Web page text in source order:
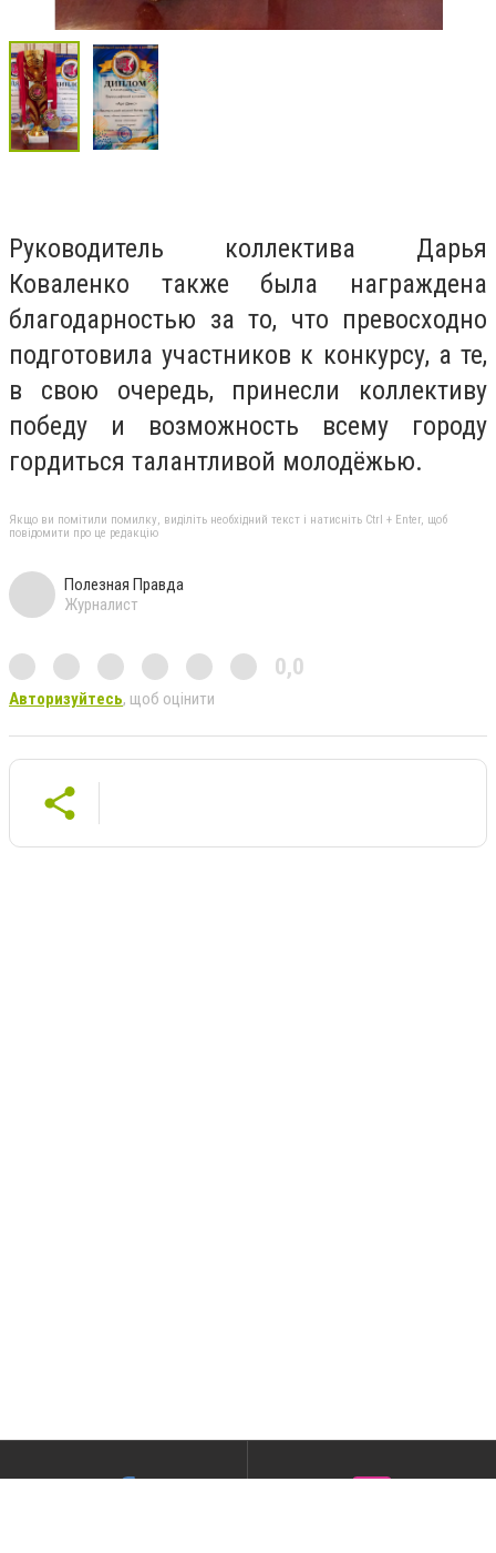
Руководитель коллектива Дарья
Коваленко также была награждена
благодарностью за то, что превосходно
подготовила участников к конкурсу, а те,
в свою очередь, принесли коллективу
победу и возможность всему городу
гордиться талантливой молодёжью.
Якщо ви помітили помилку, виділіть необхідний текст і натисніть Ctrl + Enter, щоб
повідомити про це редакцію
Полезная Правда
Журналист
0,0
Авторизуйтесь, щоб оцінити